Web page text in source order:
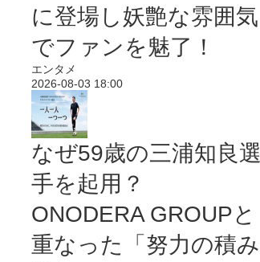
に登場し妖艶な雰囲気
でファンを魅了！
エンタメ
2026-08-03 18:00
なぜ59歳の三浦知良選
手を起用？
ONODERA GROUPと
重なった「努力の積み